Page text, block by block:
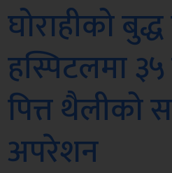
घोराहीको
हस्पिटलमा
पित्त
अपरेशन